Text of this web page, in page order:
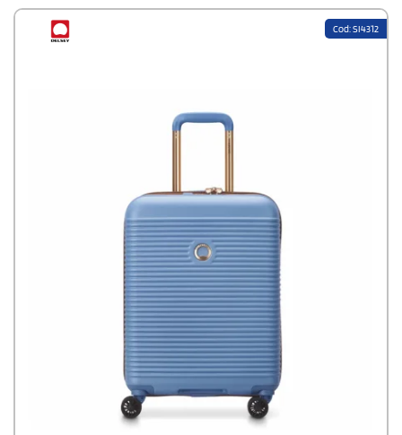
sicurezza del contenuto, mentre la protezione RFID contribuisce a
schermare carte e documenti elettronici. La porta USB integrata
Cod: SI4312